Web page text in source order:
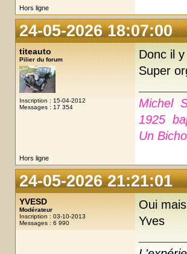
Hors ligne
24-05-2026 18:07:00
titeauto
Pilier du forum
Inscription : 15-04-2012
Messages : 17 354
Donc il
Super
Michel
1925
Un
Hors ligne
24-05-2026 21:21:01
YVESD
Modérateur
Inscription : 03-10-2013
Messages : 6 990
Oui
Yves